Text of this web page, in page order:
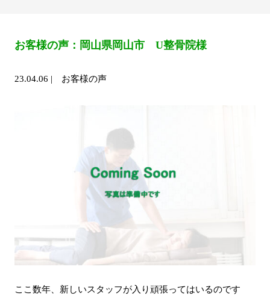
お客様の声：岡山県岡山市 U整骨院様
23.04.06 | お客様の声
ここ数年、新しいスタッフが入り頑張ってはいるのです